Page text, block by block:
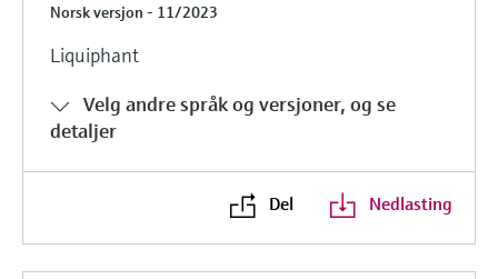
Norsk versjon - 11/2023
Liquiphant
Velg andre språk og versjoner, og se
detaljer
Del Nedlasting